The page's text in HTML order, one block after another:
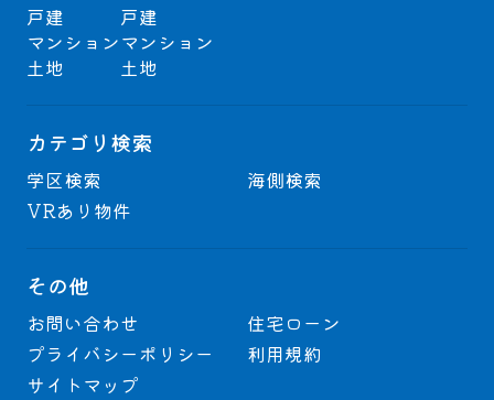
戸建
マンション
土地
戸建
マンション
土地
カテゴリ検索
学区検索
海側検索
VRあり物件
その他
お問い合わせ
住宅ローン
プライバシーポリシー
利用規約
サイトマップ